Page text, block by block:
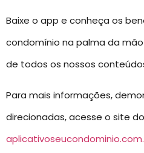
Baixe o app e conheça os
condomínio na palma da
de todos os nossos
Para mais informações,
direcionadas, acesse o site